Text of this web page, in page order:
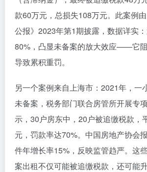
款60万元，总损失108万元。此案例
公报》2023年第1期披露，数据详实
80%，凸显未备案的放大效应——它阻
导致累积重罚。
另一个案例来自上海市：2021年，一
未备案，税务部门联合房管所开展专
示，30户房东中，20户被追缴税款，
元，罚款率达70%。中国房地产协会
件年增长率15%，反映监管趋严。这
案出租不仅可能被追缴税款，还可能